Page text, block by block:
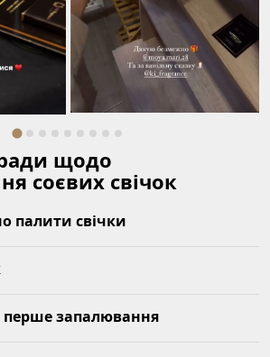
щодо
соєвих свічок
палити свічки
перше запалювання